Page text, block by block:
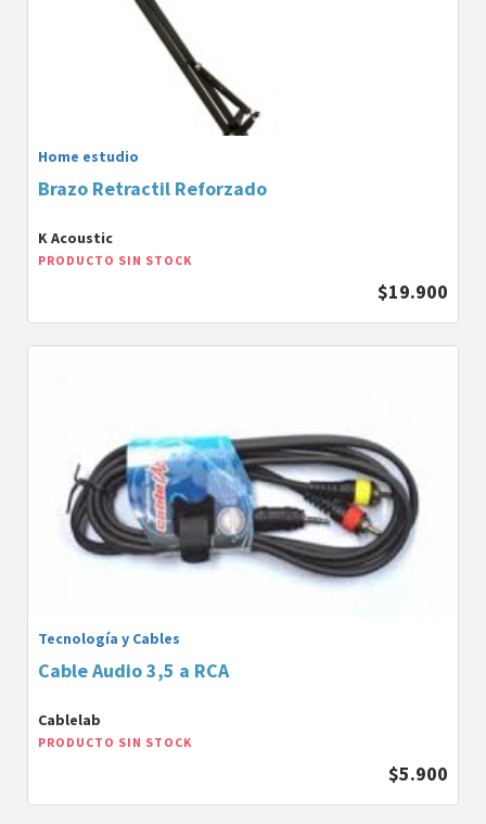
Home estudio
Brazo Retractil Reforzado
K Acoustic
PRODUCTO SIN STOCK
$19.900
Tecnología y Cables
Cable Audio 3,5 a RCA
Cablelab
PRODUCTO SIN STOCK
$5.900